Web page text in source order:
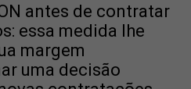
antes de contratar
essa medida lhe
margem
uma decisão